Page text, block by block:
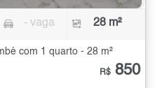
- vaga 28 m²
com 1 quarto - 28 m²
R$ 850